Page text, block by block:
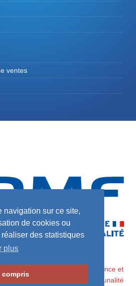
navigation sur ce site,
de cookies ou
des statistiques
plus
compris
ventes
/ Association des Maires de France et
des Présidents d'Intercommunalité